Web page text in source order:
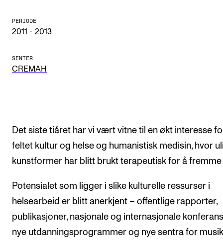
CERM
NordART
INTERNASJONALT
Samarbeidsprosjekter
Nettverk
IN.TUNE
PERIODE
2011 - 2013
SENTER
CREMAH
Det siste tiåret har vi vært vitne til en økt interesse
feltet kultur og helse og humanistisk medisin, hvor
kunstformer har blitt brukt terapeutisk for å fremme
Potensialet som ligger i slike kulturelle ressurser i
helsearbeid er blitt anerkjent – offentlige rapporter,
publikasjoner, nasjonale og internasjonale
nye utdanningsprogrammer og nye sentra for